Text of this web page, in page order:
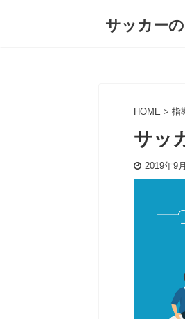
サッカー
HOME > 指
サッ
2019年9